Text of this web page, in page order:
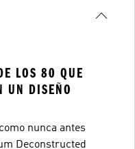
LOS 80 QUE
UN DISEÑO
nunca antes
Deconstructed